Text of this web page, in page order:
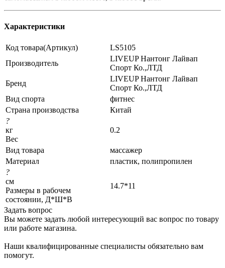
Характеристики
Код товара(Артикул)
LS5105
Производитель
LIVEUP Нантонг Лайвап
Спорт Ко.,ЛТД
Бренд
LIVEUP Нантонг Лайвап
Спорт Ко.,ЛТД
Вид спорта
фитнес
Страна производства
Китай
?
кг
Вес
0.2
Вид товара
массажер
Материал
пластик, полипропилен
?
см
Размеры в рабочем
состоянии, Д*Ш*В
14.7*11
Задать вопрос
Вы можете задать любой интересующий вас вопрос по товару
или работе магазина.
Наши квалифицированные специалисты обязательно вам
помогут.